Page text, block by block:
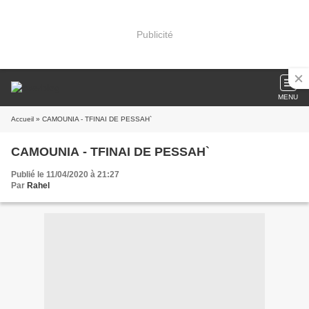
Publicité
MENU
Accueil » CAMOUNIA - TFINAI DE PESSAH`
CAMOUNIA - TFINAI DE PESSAH`
Publié le 11/04/2020 à 21:27
Par Rahel